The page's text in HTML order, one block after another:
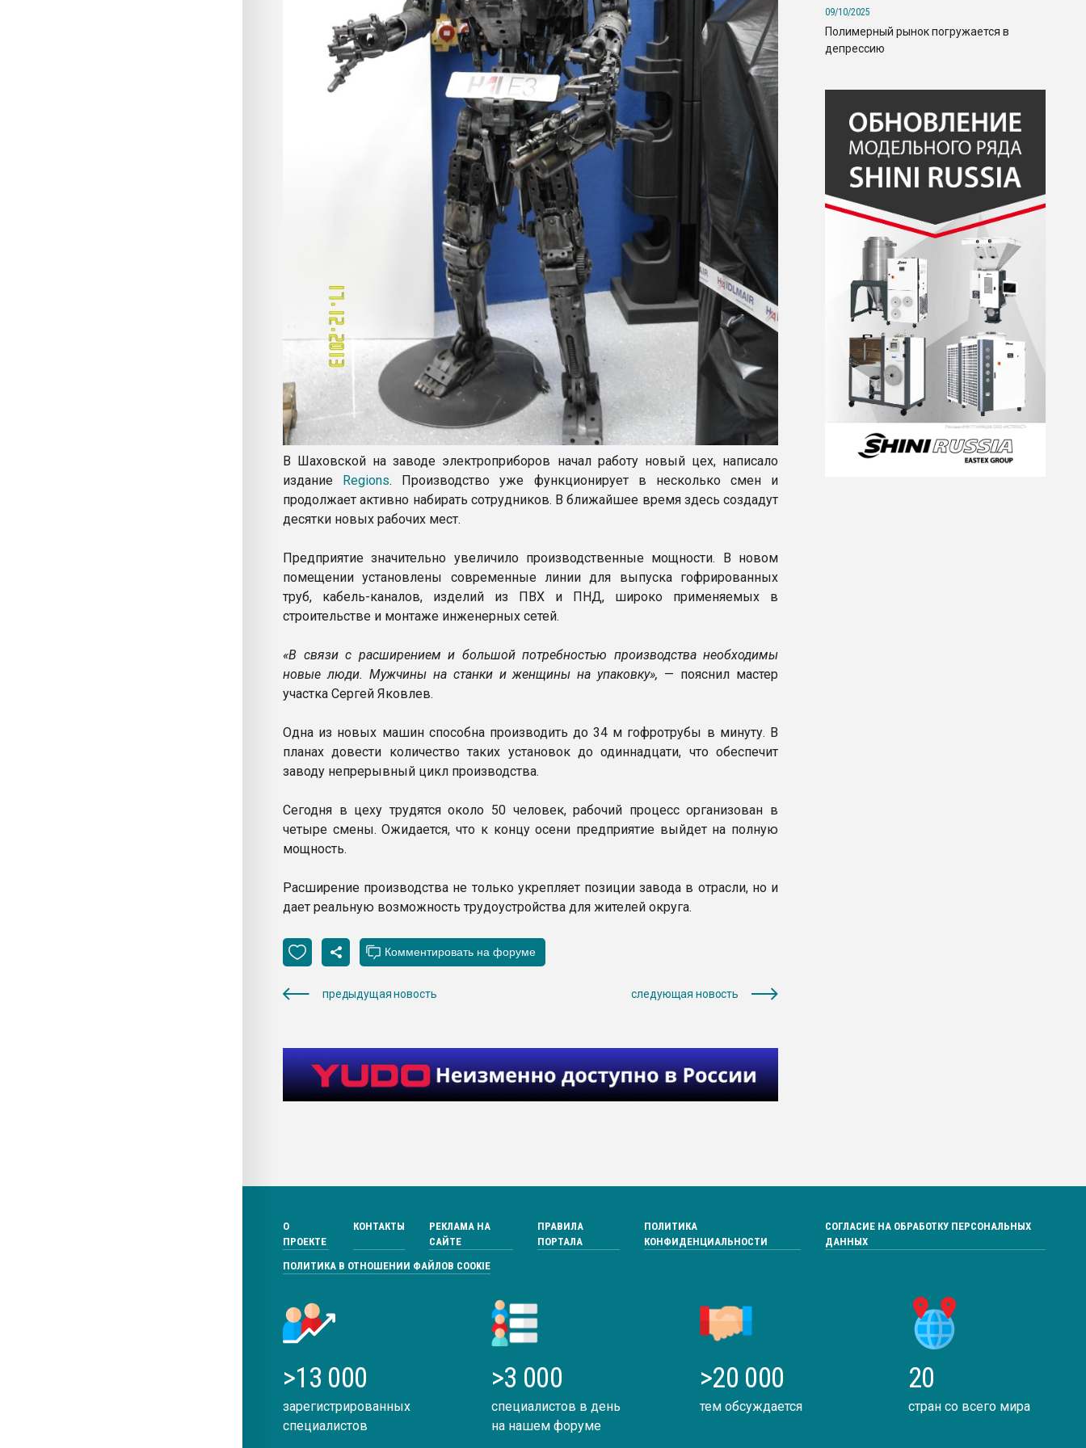
В Шаховской на заводе электроприборов начал работу новый цех, написало
издание Regions. Производство уже функционирует в несколько смен и
продолжает активно набирать сотрудников. В ближайшее время здесь создадут
десятки новых рабочих мест.
Предприятие значительно увеличило производственные мощности. В новом
помещении установлены современные линии для выпуска гофрированных
труб, кабель-каналов, изделий из ПВХ и ПНД, широко применяемых в
строительстве и монтаже инженерных сетей.
«В связи с расширением и большой потребностью производства необходимы
новые люди. Мужчины на станки и женщины на упаковку», — пояснил мастер
участка Сергей Яковлев.
Одна из новых машин способна производить до 34 м гофротрубы в минуту. В
планах довести количество таких установок до одиннадцати, что обеспечит
заводу непрерывный цикл производства.
Сегодня в цеху трудятся около 50 человек, рабочий процесс организован в
четыре смены. Ожидается, что к концу осени предприятие выйдет на полную
мощность.
Расширение производства не только укрепляет позиции завода в отрасли, но и
дает реальную возможность трудоустройства для жителей округа.
предыдущая новость следующая новость
09/10/2025
Полимерный рынок погружается в
депрессию
О
ПРОЕКТЕ
КОНТАКТЫ
РЕКЛАМА НА
САЙТЕ
ПРАВИЛА
ПОРТАЛА
ПОЛИТИКА
КОНФИДЕНЦИАЛЬНОСТИ
СОГЛАСИЕ НА ОБРАБОТКУ ПЕРСОНАЛЬНЫХ
ДАННЫХ
ПОЛИТИКА В ОТНОШЕНИИ ФАЙЛОВ COOKIE
>13 000
зарегистрированных
специалистов
>3 000
специалистов в день
на нашем форуме
>20 000
тем обсуждается
20
стран со всего мира